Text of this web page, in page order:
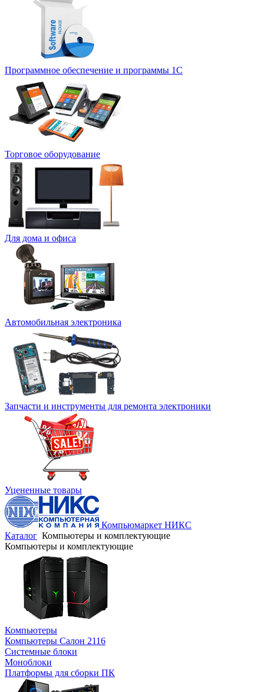
Программное обеспечение и программы 1С
Торговое оборудование
Для дома и офиса
Автомобильная электроника
Запчасти и инструменты для ремонта электроники
Уцененные товары
Компьюмаркет НИКС
Каталог Компьютеры и комплектующие
Компьютеры и комплектующие
Компьютеры
Компьютеры Салон 2116
Системные блоки
Моноблоки
Платформы для сборки ПК